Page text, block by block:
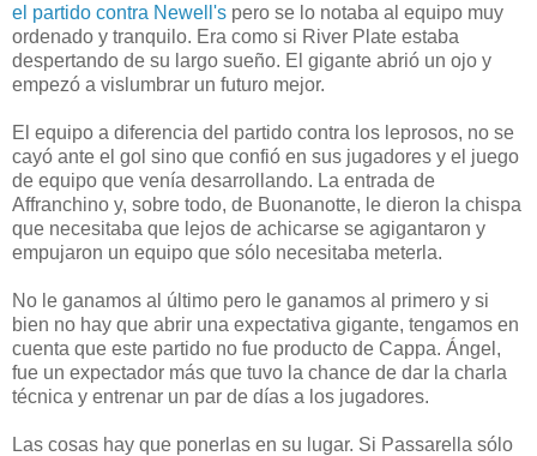
el partido contra Newell's pero se lo notaba al equipo muy
ordenado y tranquilo. Era como si River Plate estaba
despertando de su largo sueño. El gigante abrió un ojo y
empezó a vislumbrar un futuro mejor.
El equipo a diferencia del partido contra los leprosos, no se
cayó ante el gol sino que confió en sus jugadores y el juego
de equipo que venía desarrollando. La entrada de
Affranchino y, sobre todo, de Buonanotte, le dieron la chispa
que necesitaba que lejos de achicarse se agigantaron y
empujaron un equipo que sólo necesitaba meterla.
No le ganamos al último pero le ganamos al primero y si
bien no hay que abrir una expectativa gigante, tengamos en
cuenta que este partido no fue producto de Cappa. Ángel,
fue un expectador más que tuvo la chance de dar la charla
técnica y entrenar un par de días a los jugadores.
Las cosas hay que ponerlas en su lugar. Si Passarella sólo